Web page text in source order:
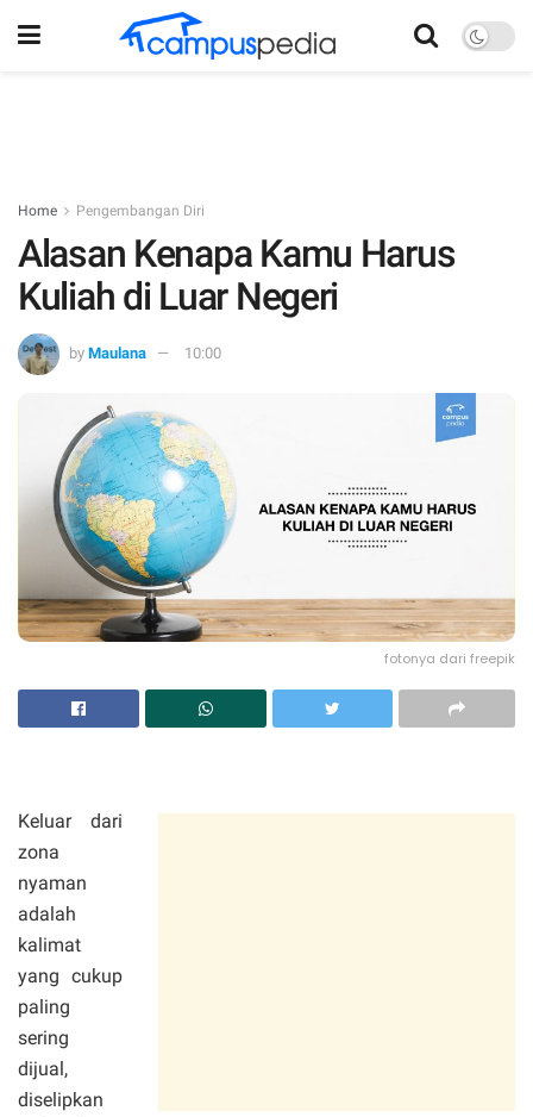
Home Pengembangan Diri
Alasan Kenapa Kamu Harus
Kuliah di Luar Negeri
by Maulana 10:00
fotonya dari freepik
Keluar dari
zona
nyaman
adalah
kalimat
yang cukup
paling
sering
dijual,
diselipkan